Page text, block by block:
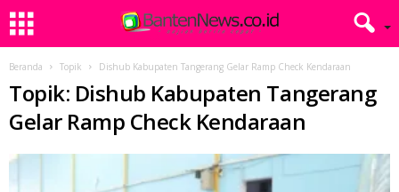
Beranda Topik Dishub Kabupaten Tangerang Gelar Ramp Check Kendaraan
Topik: Dishub Kabupaten Tangerang
Gelar Ramp Check Kendaraan